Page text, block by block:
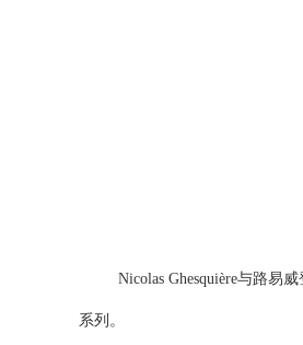
Nicolas Ghesquière与路易威
系列。